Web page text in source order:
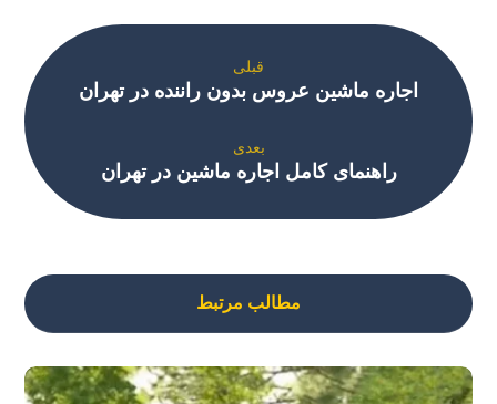
قبلی
اجاره ماشین عروس بدون راننده در تهران
بعدی
راهنمای کامل اجاره ماشین در تهران
مطالب مرتبط